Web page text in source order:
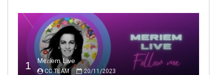
1 Meriem Live
CC TEAM 20/11/2023